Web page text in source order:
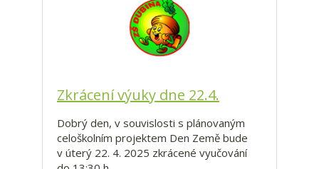
Zkrácení výuky dne 22.4.
Dobrý den, v souvislosti s plánovaným
celoškolním projektem Den Země bude
v úterý 22. 4. 2025 zkrácené vyučování